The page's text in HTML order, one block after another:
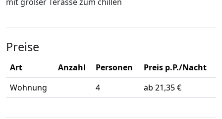
Preise
Art Anzahl Personen
Preis p.P./Nacht
Wohnung
4 ab 21,35 €